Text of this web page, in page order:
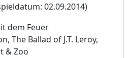
02.09.2014)
The Ballad of J.T. Leroy,
& Zoo